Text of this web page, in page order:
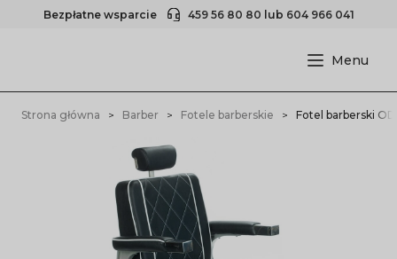
Bezpłatne wsparcie 459 56 80 80 lub 604 966 041
Strona główna Barber Fotele barberskie Fotel barberski